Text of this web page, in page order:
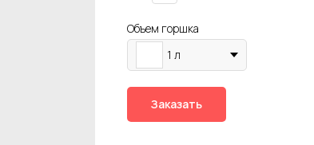
Объем гоpшка
1 л
Заказать